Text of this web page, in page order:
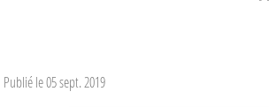
Publié le05 sept. 2019